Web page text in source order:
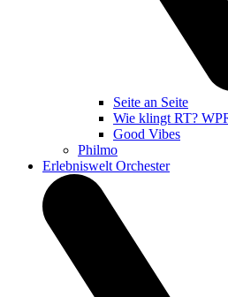
Seite an Seite
Wie klingt RT?
Good Vibes
Philmo
Erlebniswelt Orchester